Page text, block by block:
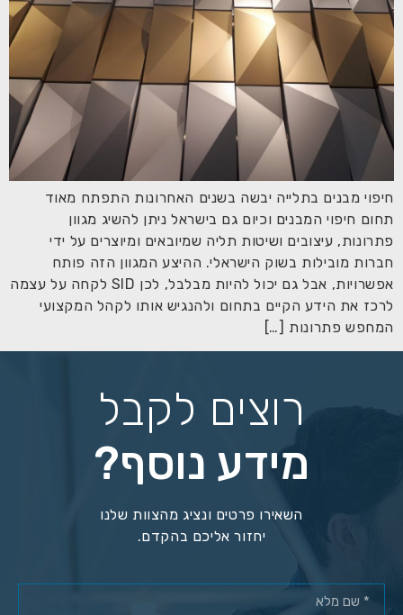
חיפוי מבנים בתלייה יבשה בשנים האחרונות התפתח מאוד
תחום חיפוי המבנים וכיום גם בישראל ניתן להשיג מגוון
פתרונות, עיצובים ושיטות תליה שמיובאים ומיוצרים על ידי
חברות מובילות בשוק הישראלי. ההיצע המגוון הזה פותח
אפשרויות, אבל גם יכול להיות מבלבל, לכן SID לקחה על עצמה
לרכז את הידע הקיים בתחום ולהנגיש אותו לקהל המקצועי
המחפש פתרונות […]
רוצים לקבל
מידע נוסף?
השאירו פרטים ונציג מהצוות שלנו
יחזור אליכם בהקדם.